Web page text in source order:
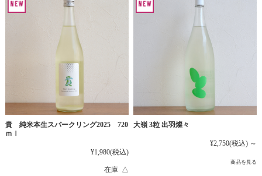
貴 純米本生スパークリング2025 720
ｍｌ
¥1,980(税込)
在庫 △
大嶺 3粒 出羽燦々
¥2,750(税込) ～
商品を見る